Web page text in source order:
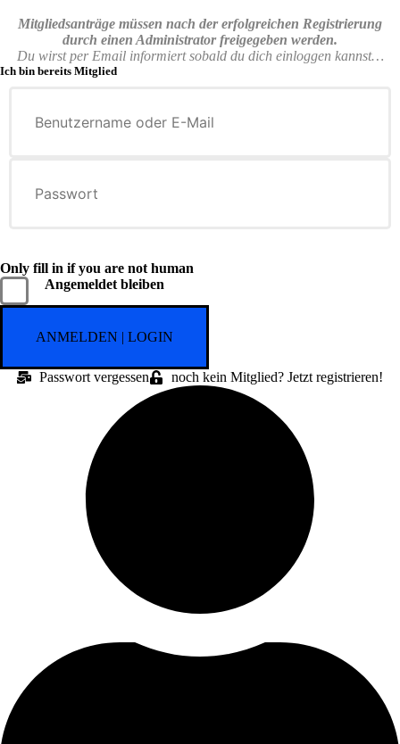
Mitgliedsanträge müssen nach der erfolgreichen Registrierung
durch einen Administrator freigegeben werden.
Du wirst per Email informiert sobald du dich einloggen kannst…
Ich bin bereits Mitglied
Only fill in if you are not human
Angemeldet bleiben
Passwort vergessen noch kein Mitglied? Jetzt registrieren!